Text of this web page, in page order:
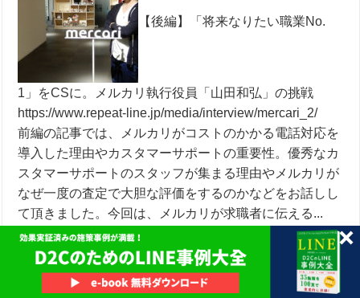
【後編】「将来なりたい職業No.
1」をCSに。メルカリ執行役員「山田和弘」の挑戦
https://www.repeat-line.jp/media/interview/mercari_2/
前編の記事では、メルカリがコストのかかる電話対応を
導入した理由やカスタマーサポートの重要性。優秀なカ
スタマーサポートのスタッフが集まる理由やメルカリが
なぜ一度の査定で大胆な評価をするのかなどをお話しし
て頂きました。今回は、メルカリが求職者に伝える...
大塚 真吾
プロサッカークラブのマネジメント職を経験後、ダイレ
クトマーケティング支援の株式会社ファインドスターに